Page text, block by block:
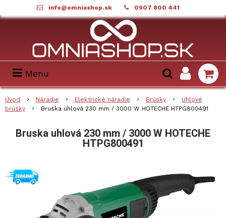
info@omniashop.sk 0907 800 441
Menu
Úvod Náradie Elektrické náradie Brúsky
Uhlové
brúsky
Bruska uhlová 230 mm / 3000 W HOTECHE HTPG800491
Bruska uhlová 230 mm / 3000 W HOTECHE
HTPG800491